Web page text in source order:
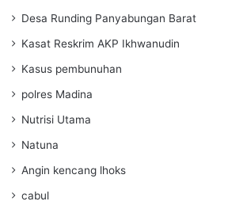
Desa Runding Panyabungan Barat
Kasat Reskrim AKP Ikhwanudin
Kasus pembunuhan
polres Madina
Nutrisi Utama
Natuna
Angin kencang lhoks
cabul